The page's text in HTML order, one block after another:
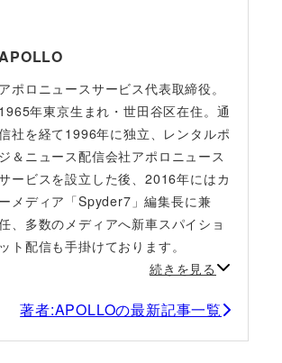
APOLLO
アポロニュースサービス代表取締役。
1965年東京生まれ・世田谷区在住。通
社を経て1996年に独立、レンタルポ
ジ＆ニュース配信会社アポロニュース
ービスを設立した後、2016年にはカ
ーメディア「Spyder7」編集長に兼
、多数のメディアへ新車スパイショ
ット配信も手掛けております。
続きを見る
著者:APOLLOの最新記事一覧